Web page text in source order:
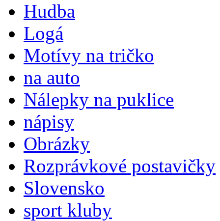
Hudba
Logá
Motívy na tričko
na auto
Nálepky na puklice
nápisy
Obrázky
Rozprávkové postavičky
Slovensko
sport kluby